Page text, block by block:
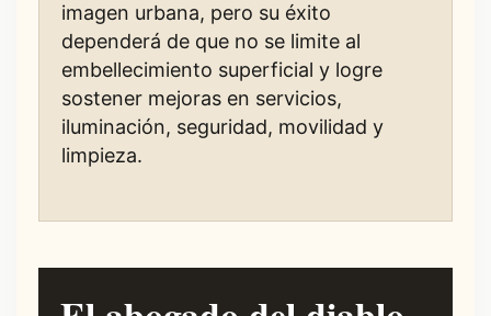
imagen urbana, pero su éxito
dependerá de que no se limite al
embellecimiento superficial y logre
sostener mejoras en servicios,
iluminación, seguridad, movilidad y
limpieza.